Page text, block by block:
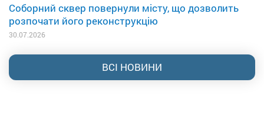
Соборний сквер повернули місту, що дозволить
розпочати його реконструкцію
30.07.2026
ВСІ НОВИНИ